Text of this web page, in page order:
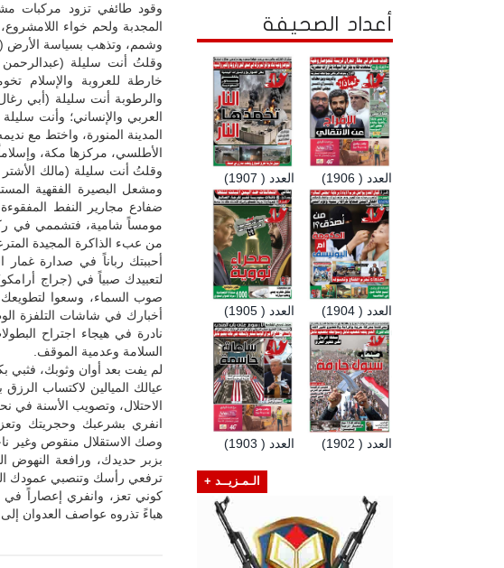
وقود طائفي تزود مركبات
المجدبة ولحم خواء
وشمم، وتذهب بسياسة الأرض
وقلتُ أنت سليلة
خارطة للعروبة والإسلام
والرطوبة أنت سليلة (أبي
العربي والإنساني؛ وأنت
المدينة المنورة، واختط مع
الأطلسي، مركزها مكة،
وقلتُ أنت سليلة (مالك
ومشعل البصيرة الفقهية
ضفادع مجارير النفط
مومساً شامية، فتشممي في
من عبء الذاكرة المجيدة
أحببتك رباناً في صدارة غمار
لتعبيدك صبياً في (جراج
صوب السماء، وسعوا لتطويعك
أخبارك في شاشات التلفزة
نادرة في هيجاء اجتراح
السلامة وعدمية الموقف.
لم يفت بعد أوان وثوبك،
عيالك الميالين لاكتساب
الاحتلال، وتصويب الأسنة في
انفري بشرعبك وحجريتك
وصك الاستقلال منقوص وغير
بزبر حديدك، ورافعة
ترفعي رأسك وتنصبي عمودك
كوني تعز، وانفري إعصاراً
هباءً تذروه عواصف العدوان إلى
أعداد الصحيفة
العدد ( 1907) العدد ( 1906)
العدد ( 1905) العدد ( 1904)
العدد ( 1903) العدد ( 1902)
الـمـزيــد +